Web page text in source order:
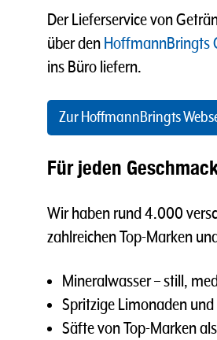
Der Lieferservice von
über den HoffmannBringts
ins Büro liefern.
Zur HoffmannBringts
Für jeden
Wir haben rund 4.000
zahlreichen Top-Marken
Mineralwasser – still,
Spritzige Limonaden
Säfte von Top-Marken